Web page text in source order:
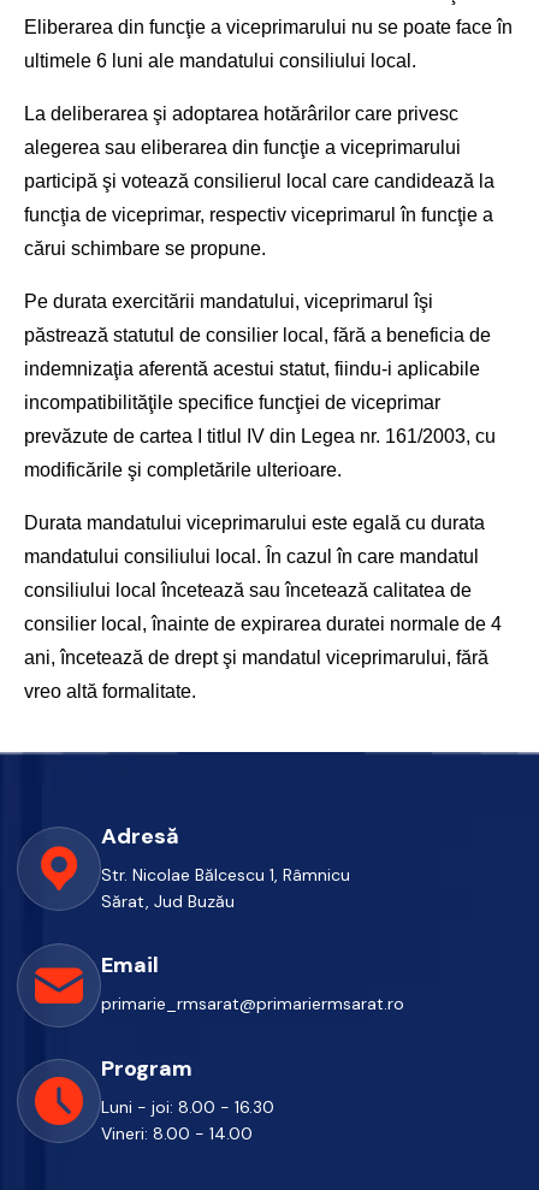
Eliberarea din funcţie a viceprimarului nu se poate face în
ultimele 6 luni ale mandatului consiliului local.
La deliberarea şi adoptarea hotărârilor care privesc
alegerea sau eliberarea din funcţie a viceprimarului
participă şi votează consilierul local care candidează la
funcţia de viceprimar, respectiv viceprimarul în funcţie a
cărui schimbare se propune.
Pe durata exercitării mandatului, viceprimarul îşi
păstrează statutul de consilier local, fără a beneficia de
indemnizaţia aferentă acestui statut, fiindu-i aplicabile
incompatibilităţile specifice funcţiei de viceprimar
prevăzute de cartea I titlul IV din Legea nr. 161/2003, cu
modificările şi completările ulterioare.
Durata mandatului viceprimarului este egală cu durata
mandatului consiliului local. În cazul în care mandatul
consiliului local încetează sau încetează calitatea de
consilier local, înainte de expirarea duratei normale de 4
ani, încetează de drept şi mandatul viceprimarului, fără
vreo altă formalitate.
Adresă
Str. Nicolae Bălcescu 1, Râmnicu
Sărat, Jud Buzău
Email
primarie_rmsarat@primariermsarat.ro
Program
Luni - joi: 8.00 - 16.30
Vineri: 8.00 - 14.00